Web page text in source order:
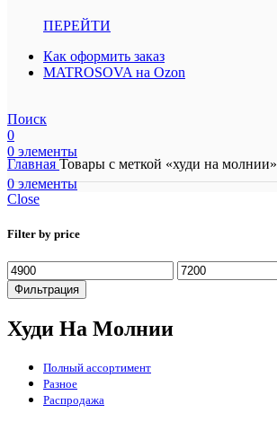
ПЕРЕЙТИ
Как оформить заказ
MATROSOVA на Ozon
Поиск
0
0 элементы
0элементы
Главная Товары с меткой «худи на молнии»
Close
Filter by price
Минимальная
цена
Максимальная
цена
Фильтрация
Худи На Молнии
Полный ассортимент
Разное
Распродажа